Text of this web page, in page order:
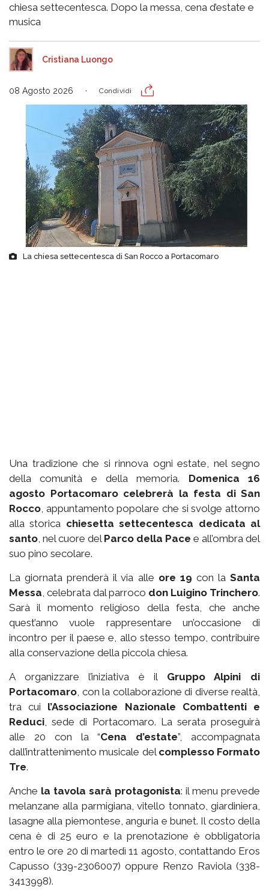
chiesa settecentesca. Dopo la messa, cena d’estate e
musica
Cristiana Luongo
08 Agosto 2026 Condividi
La chiesa settecentesca di San Rocco a Portacomaro
Una tradizione che si rinnova ogni estate, nel segno
della comunità e della memoria. Domenica 16
agosto Portacomaro celebrerà la festa di San
Rocco , appuntamento popolare che si svolge attorno
alla storica chiesetta settecentesca dedicata al
santo , nel cuore del Parco della Pace e all’ombra del
suo pino secolare.
La giornata prenderà il via alle ore 19 con laSanta
Messa , celebrata dal parroco don Luigino Trinchero.
Sarà il momento religioso della festa, che anche
quest’anno vuole rappresentare un’occasione di
incontro per il paese e, allo stesso tempo, contribuire
alla conservazione della piccola chiesa.
A organizzare l’iniziativa è il Gruppo Alpini di
Portacomaro , con la collaborazione di diverse realtà,
tra cui l’Associazione Nazionale Combattenti e
Reduci , sede di Portacomaro. La serata proseguirà
alle 20 con la “Cena d’estate”, accompagnata
dall’intrattenimento musicale del complesso Formato
Tre.
Anche la tavola sarà protagonista: il menu prevede
melanzane alla parmigiana, vitello tonnato, giardiniera,
lasagne alla piemontese, anguria e bunet. Il costo della
cena è di 25 euro e la prenotazione è obbligatoria
entro le ore 20 di martedì 11 agosto, contattando Eros
Capusso (339-2306007) oppure Renzo Raviola (338-
3413998).